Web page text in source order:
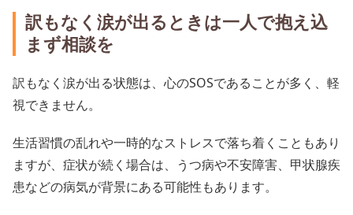
訳もなく涙が出るときは一人で抱え込
まず相談を
訳もなく涙が出る状態は、心のSOSであることが多く、軽
視できません。
生活習慣の乱れや一時的なストレスで落ち着くこともあり
ますが、症状が続く場合は、うつ病や不安障害、甲状腺疾
患などの病気が背景にある可能性もあります。